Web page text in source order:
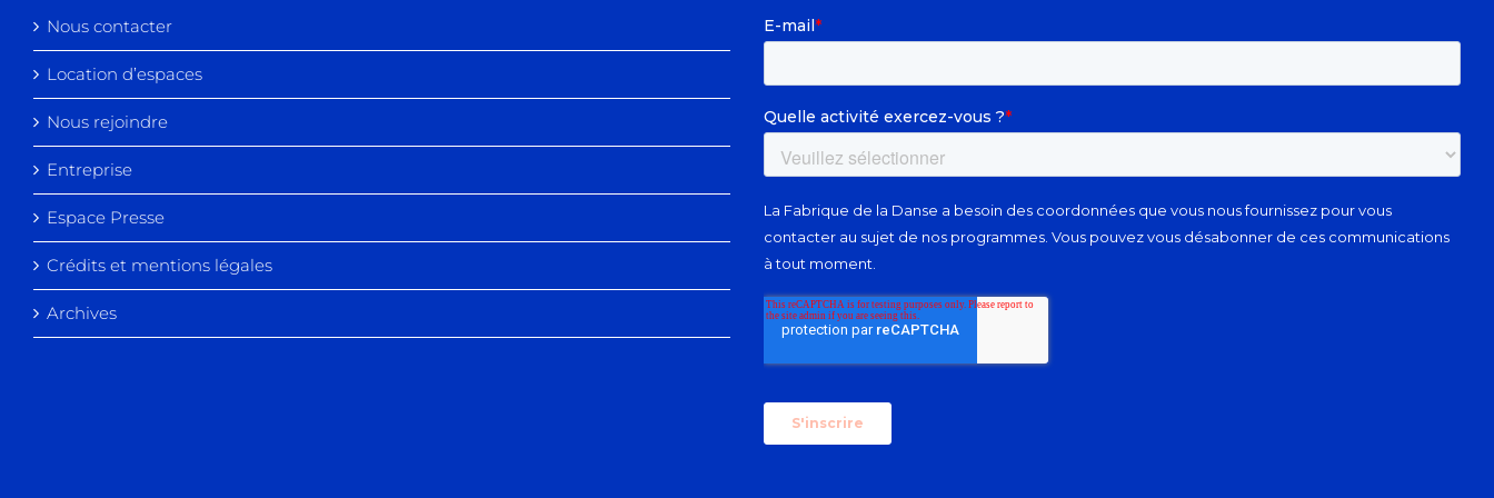
Nous contacter
Location d’espaces
Nous rejoindre
Entreprise
Espace Presse
Crédits et mentions légales
Archives